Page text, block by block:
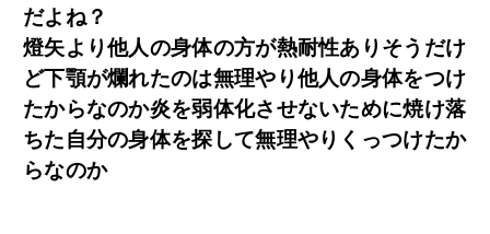
だよね？
燈矢より他人の身体の方が熱耐性ありそうだけ
ど下顎が爛れたのは無理やり他人の身体をつけ
たからなのか炎を弱体化させないために焼け落
ちた自分の身体を探して無理やりくっつけたか
らなのか